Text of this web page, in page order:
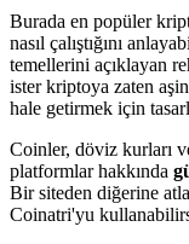
Burada en popüler
nasıl çalıştığını
temellerini açıklayan
ister kriptoya zaten
hale getirmek için
Coinler, döviz kurları
platformlar hakkında
Bir siteden diğerine
Coinatri'yu